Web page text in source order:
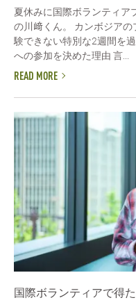
夏休みに国際ボランティア
の川﨑くん。 カンボジア
験できない特別な2週間を
への参加を決めた理由 言...
READ MORE
国際ボランティアで得